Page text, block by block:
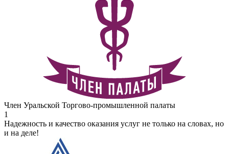
Член Уральской Торгово-промышленной палаты
1
Надежность и качество оказания услуг не только на словах, но
и на деле!